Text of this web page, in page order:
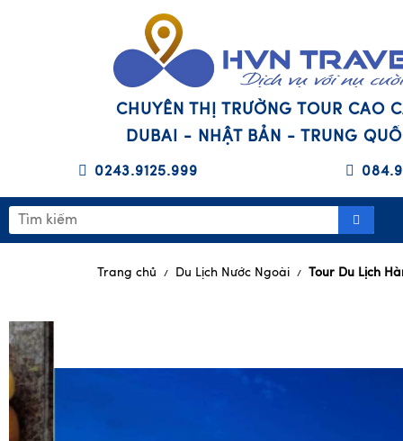
CHUYÊN THỊ TRƯỜNG TOUR CAO
DUBAI - NHẬT BẢN - TRUNG
0243.9125.999
Trang chủ / Du Lịch Nước Ngoài / Tour Du Lịch